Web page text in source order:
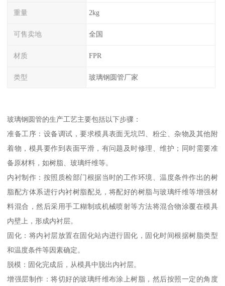
重量 2kg
可售卖地 全国
材质 FPR
类型 玻璃钢圆管厂家
玻璃钢圆管的生产工艺主要包括以下步骤：
准备工序：设备调试，要求模具表面无坑凹、粉尘、杂物及其他附
着物，模具要作到表面平滑，有问题及时修理、维护；同时需要准
备原材料，如树脂、玻璃纤维等。
内衬制作：按照质检部门根据当时的工作环境、温度条件作出的树
脂配方体系进行内衬树脂配兑，将配好的树脂与玻璃纤维等增强材
料混合，然后采用手工糊制或机械喷射等方法将混合物涂覆在模具
内壁上，形成内衬层。
固化：将内衬层放置在固化站内进行固化，固化时间根据树脂类型
和温度条件等因素确定。
脱模：固化完成后，从模具中脱出内衬层。
增强层制作：将切好的玻璃纤维布涂上树脂，然后按照一定的角度